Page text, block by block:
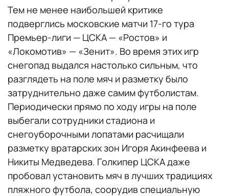
Тем не менее наибольшей критике
подверглись московские матчи 17-го тура
Премьер-лиги — ЦСКА — «Ростов» и
«Локомотив» — «Зенит». Во время этих игр
снегопад выдался настолько сильным, что
разглядеть на поле мяч и разметку было
затруднительно даже самим футболистам.
Периодически прямо по ходу игры на поле
выбегали сотрудники стадиона и
снегоуборочными лопатами расчищали
разметку вратарских зон Игоря Акинфеева и
Никиты Медведева. Голкипер ЦСКА даже
пробовал установить мяч в лучших традициях
пляжного футбола, соорудив специальную